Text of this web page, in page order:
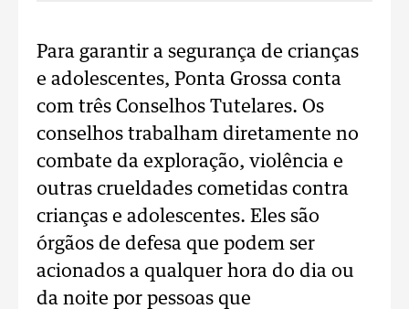
Para garantir a segurança de crianças
e adolescentes, Ponta Grossa conta
com três Conselhos Tutelares. Os
conselhos trabalham diretamente no
combate da exploração, violência e
outras crueldades cometidas contra
crianças e adolescentes. Eles são
órgãos de defesa que podem ser
acionados a qualquer hora do dia ou
da noite por pessoas que